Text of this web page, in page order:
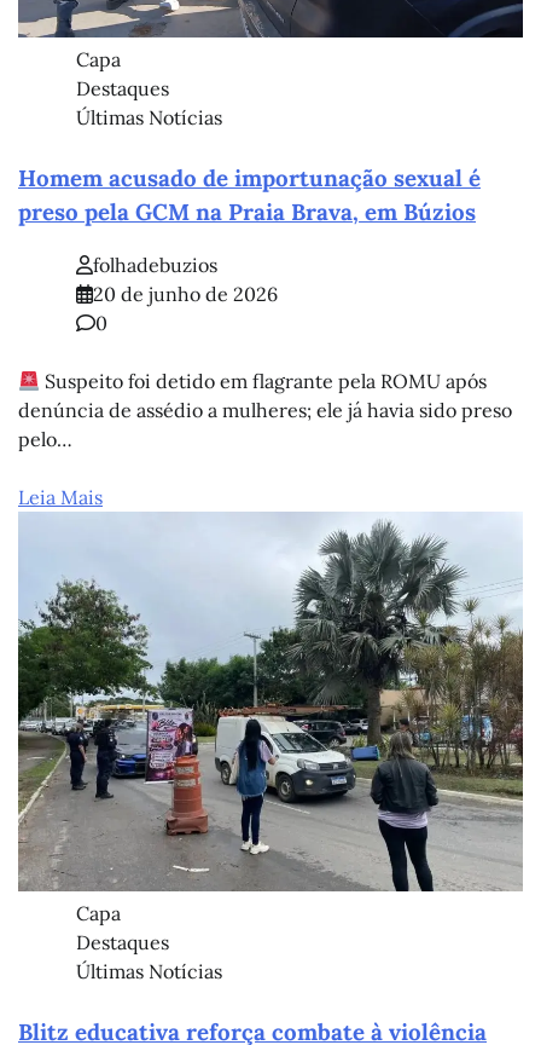
Capa
Destaques
Últimas Notícias
Homem acusado de importunação sexual é
preso pela GCM na Praia Brava, em Búzios
folhadebuzios
20 de junho de 2026
0
Suspeito foi detido em flagrante pela ROMU após
denúncia de assédio a mulheres; ele já havia sido preso
pelo…
Leia Mais
Capa
Destaques
Últimas Notícias
Blitz educativa reforça combate à violência